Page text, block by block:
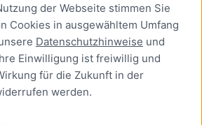
der Webseite stimmen Sie
Cookies in ausgewähltem Umfang
Datenschutzhinweise und
Einwilligung ist freiwillig und
für die Zukunft in der
werden.